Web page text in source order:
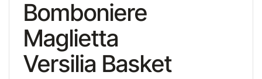
Bomboniere
Maglietta
Versilia Basket